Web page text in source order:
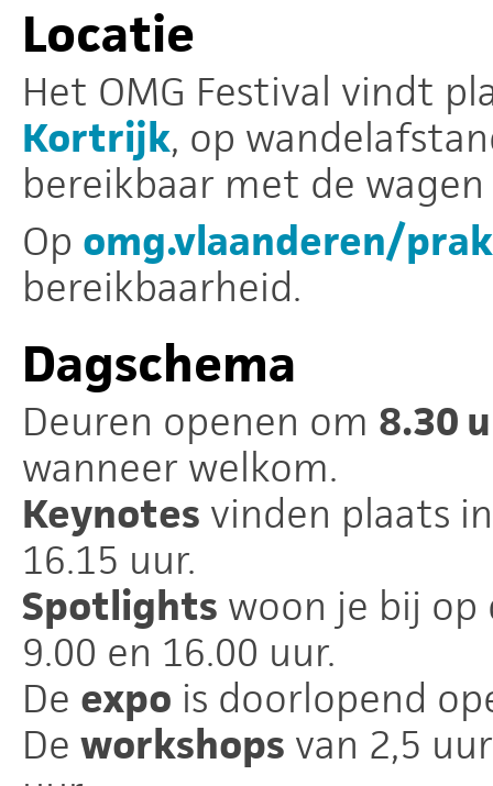
Locatie
Het OMG Festival vindt
Kortrijk, op
bereikbaar met de
Op omg.vlaanderen/
bereikbaarheid.
Dagschema
Deuren openen om 8.30
wanneer welkom.
Keynotes vinden plaats
16.15 uur.
Spotlights woon je bij op
9.00 en 16.00 uur.
De expo is doorlopend
De workshops van 2,5